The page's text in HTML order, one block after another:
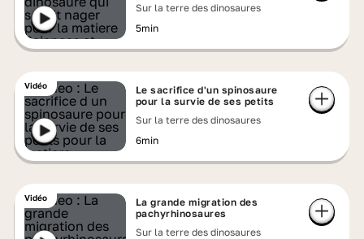
Sur la terre des dinosaures
5min
Vidéo
Le sacrifice d'un spinosaure
pour la survie de ses petits
Sur la terre des dinosaures
6min
Vidéo
La grande migration des
pachyrhinosaures
Sur la terre des dinosaures